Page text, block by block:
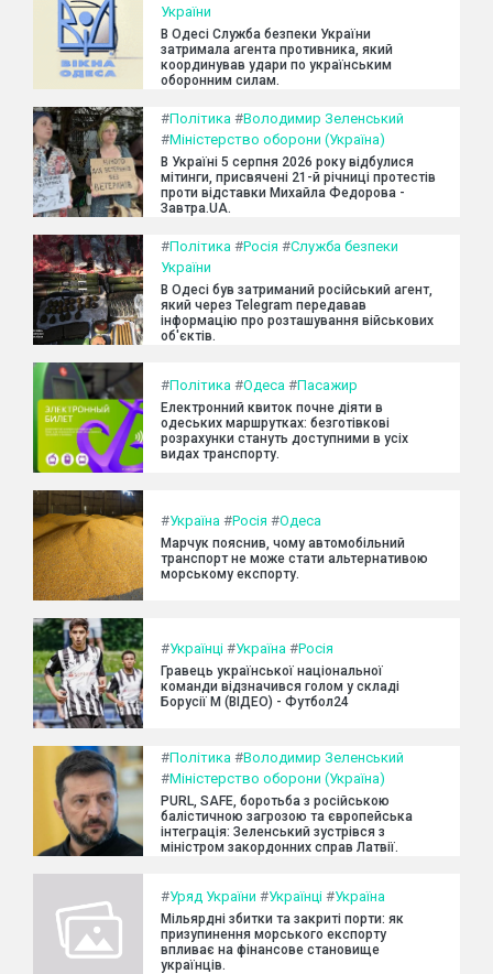
України
В Одесі Служба безпеки України
затримала агента противника, який
координував удари по українським
оборонним силам.
#Політика #Володимир Зеленський
#Міністерство оборони (Україна)
В Україні 5 серпня 2026 року відбулися
мітинги, присвячені 21-й річниці протестів
проти відставки Михайла Федорова -
Завтра.UA.
#Політика #Росія #Служба безпеки
України
В Одесі був затриманий російський агент,
який через Telegram передавав
інформацію про розташування військових
об'єктів.
#Політика #Одеса #Пасажир
Електронний квиток почне діяти в
одеських маршрутках: безготівкові
розрахунки стануть доступними в усіх
видах транспорту.
#Україна #Росія #Одеса
Марчук пояснив, чому автомобільний
транспорт не може стати альтернативою
морському експорту.
#Українці #Україна #Росія
Гравець української національної
команди відзначився голом у складі
Борусії М (ВІДЕО) - Футбол24
#Політика #Володимир Зеленський
#Міністерство оборони (Україна)
PURL, SAFE, боротьба з російською
балістичною загрозою та європейська
інтеграція: Зеленський зустрівся з
міністром закордонних справ Латвії.
#Уряд України #Українці #Україна
Мільярдні збитки та закриті порти: як
призупинення морського експорту
впливає на фінансове становище
українців.